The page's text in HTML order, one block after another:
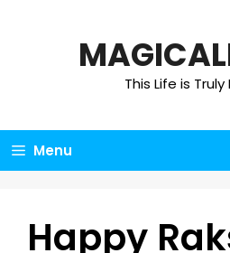
This Life is
Menu
Happy